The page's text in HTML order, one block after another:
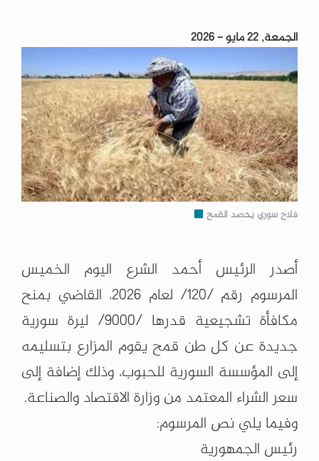
الجمعة, 22 مايو - 2026
فلاح سوري يحصد القمح
أصدر الرئيس أحمد الشرع اليوم الخميس
المرسوم رقم /120/ لعام 2026، القاضي بمنح
مكافأة تشجيعية قدرها /9000/ ليرة سورية
جديدة عن كل طن قمح يقوم المزارع بتسليمه
إلى المؤسسة السورية للحبوب، وذلك إضافة إلى
سعر الشراء المعتمد من وزارة الاقتصاد والصناعة.
وفيما يلي نص المرسوم:
رئيس الجمهورية